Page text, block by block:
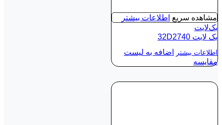
مشاهده سریع اطلاعات بیشتر
بک‌لایت
بک لايت 32D2740
اطلاعات بیشتر
اضافه به لیست
مقایسه